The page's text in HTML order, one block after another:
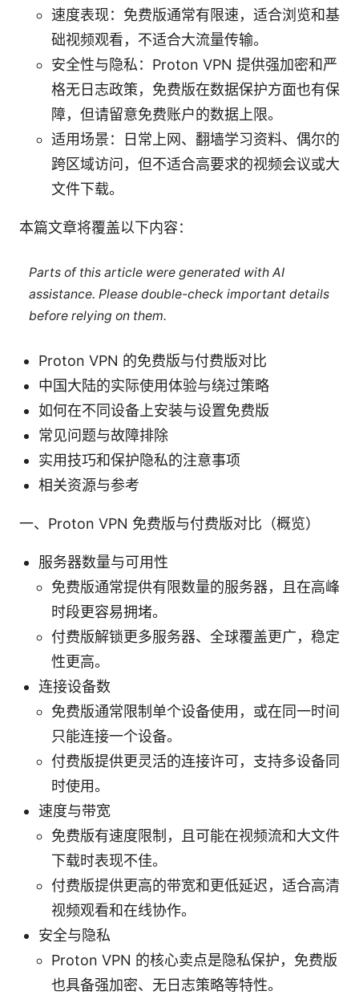
速度表现：免费版通常有限速，适合浏览和基
础视频观看，不适合大流量传输。
安全性与隐私：Proton VPN 提供强加密和严
格无日志政策，免费版在数据保护方面也有保
障，但请留意免费账户的数据上限。
适用场景：日常上网、翻墙学习资料、偶尔的
跨区域访问，但不适合高要求的视频会议或大
文件下载。
本篇文章将覆盖以下内容：
Parts of this article were generated with AI
assistance. Please double-check important details
before relying on them.
Proton VPN 的免费版与付费版对比
中国大陆的实际使用体验与绕过策略
如何在不同设备上安装与设置免费版
常见问题与故障排除
实用技巧和保护隐私的注意事项
相关资源与参考
一、Proton VPN 免费版与付费版对比（概览）
服务器数量与可用性
免费版通常提供有限数量的服务器，且在高峰
时段更容易拥堵。
付费版解锁更多服务器、全球覆盖更广，稳定
性更高。
连接设备数
免费版通常限制单个设备使用，或在同一时间
只能连接一个设备。
付费版提供更灵活的连接许可，支持多设备同
时使用。
速度与带宽
免费版有速度限制，且可能在视频流和大文件
下载时表现不佳。
付费版提供更高的带宽和更低延迟，适合高清
视频观看和在线协作。
安全与隐私
Proton VPN 的核心卖点是隐私保护，免费版
也具备强加密、无日志策略等特性。